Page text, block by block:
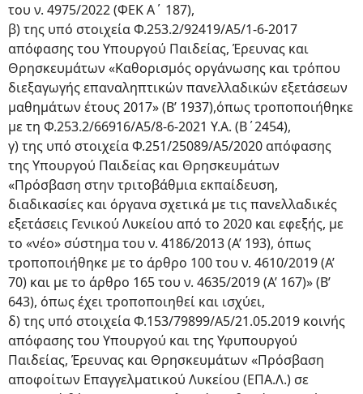
του ν. 4975/2022 (ΦΕΚ Α΄ 187),
β) της υπό στοιχεία Φ.253.2/92419/A5/1-6-2017
απόφασης του Υπουργού Παιδείας, Έρευνας και
Θρησκευμάτων «Καθορισμός οργάνωσης και τρόπου
διεξαγωγής επαναληπτικών πανελλαδικών εξετάσεων
μαθημάτων έτους 2017» (Β’ 1937),όπως τροποποιήθηκε
με τη Φ.253.2/66916/Α5/8-6-2021 Υ.Α. (Β΄2454),
γ) της υπό στοιχεία Φ.251/25089/Α5/2020 απόφασης
της Υπουργού Παιδείας και Θρησκευμάτων
«Πρόσβαση στην τριτοβάθμια εκπαίδευση,
διαδικασίες και όργανα σχετικά με τις πανελλαδικές
εξετάσεις Γενικού Λυκείου από το 2020 και εφεξής, με
το «νέο» σύστημα του ν. 4186/2013 (Α’ 193), όπως
τροποποιήθηκε με το άρθρο 100 του ν. 4610/2019 (Α’
70) και με το άρθρο 165 του ν. 4635/2019 (Α’ 167)» (Β’
643), όπως έχει τροποποιηθεί και ισχύει,
δ) της υπό στοιχεία Φ.153/79899/Α5/21.05.2019 κοινής
απόφασης του Υπουργού και της Υφυπουργού
Παιδείας, Έρευνας και Θρησκευμάτων «Πρόσβαση
αποφοίτων Επαγγελματικού Λυκείου (ΕΠΑ.Λ.) σε